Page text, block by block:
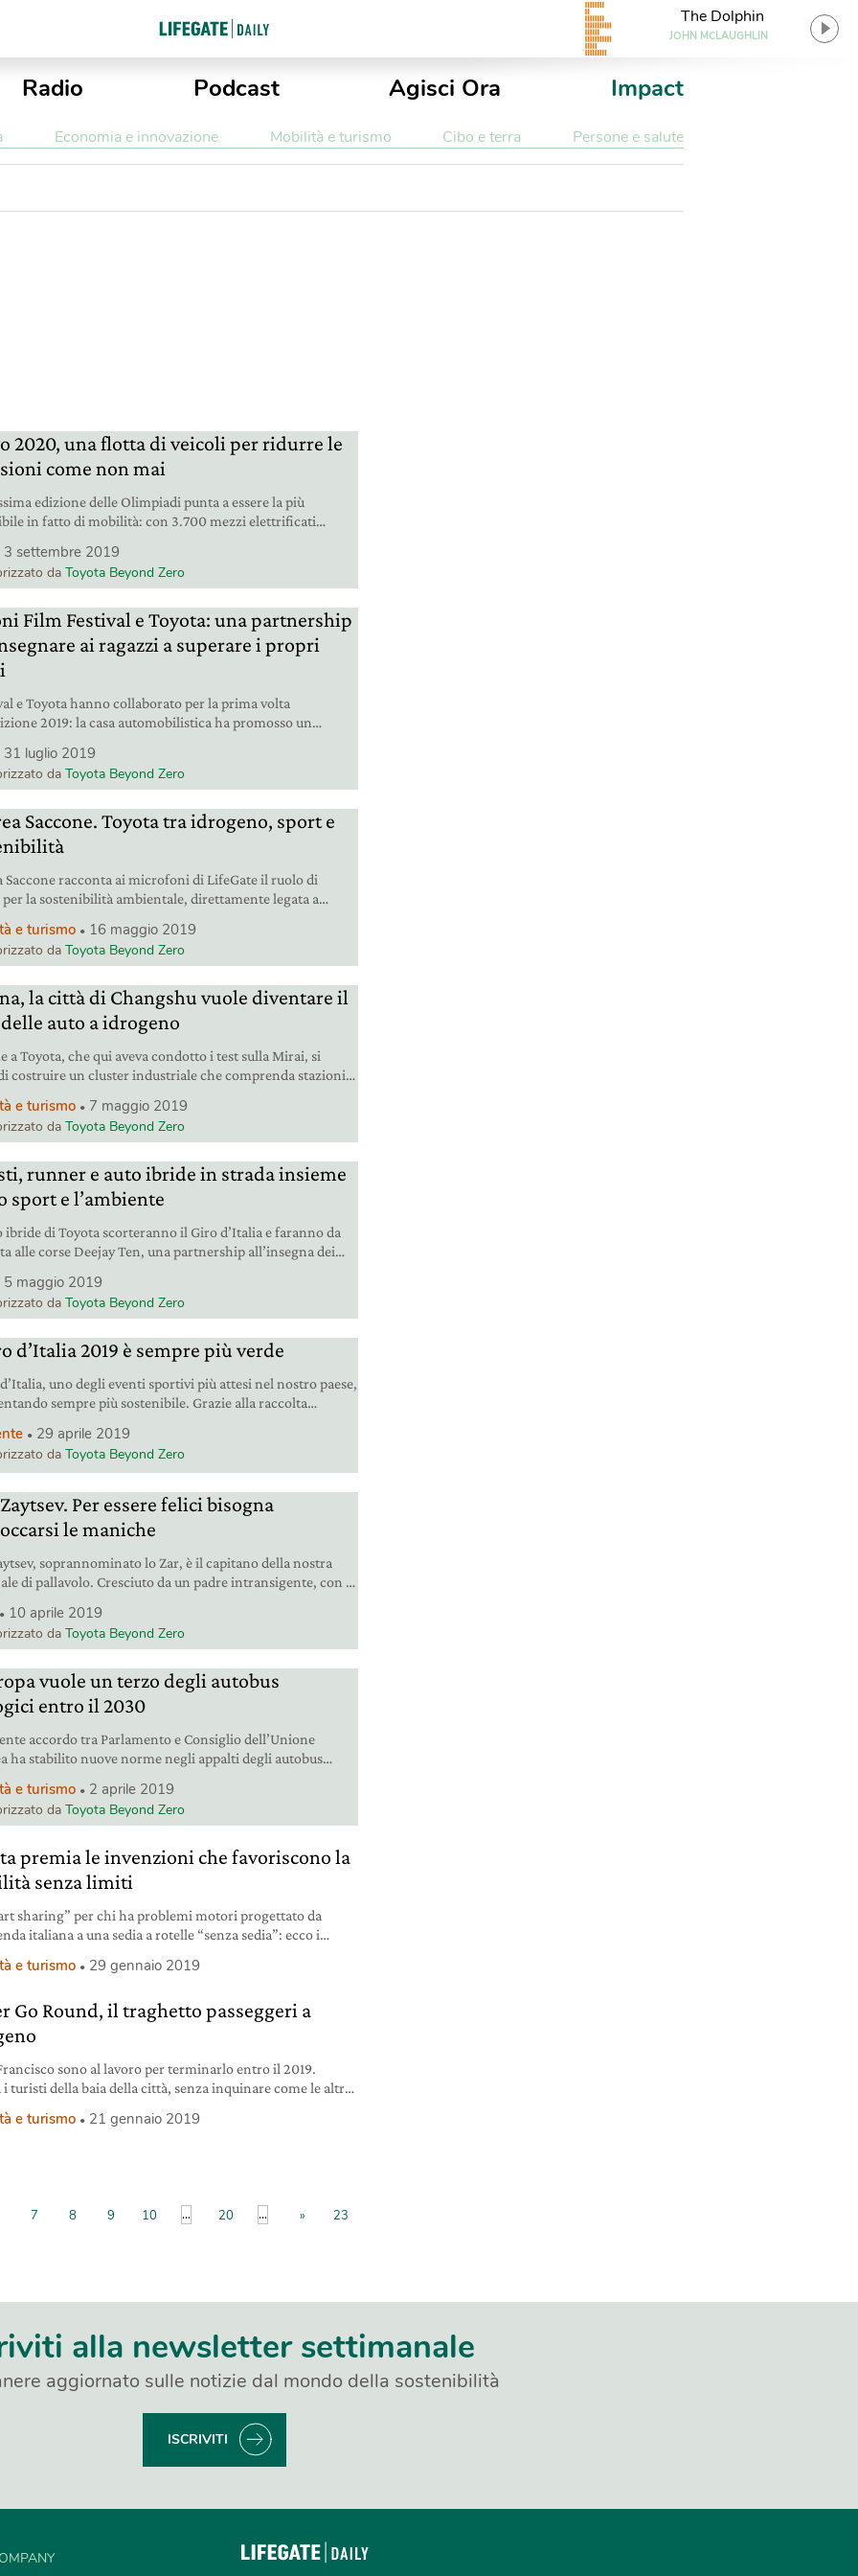
The Dolphin
JOHN MCLAUGHLIN
Radio Podcast Agisci Ora Impact
Economia e innovazione Mobilità e turismo Cibo e terra Persone e salute
2020, una flotta di veicoli per ridurre le
come non mai
edizione delle Olimpiadi punta a essere la più
in fatto di mobilità: con 3.700 mezzi elettrificati
sulla città di Tokyo.
3 settembre 2019
daToyota Beyond Zero
Film Festival e Toyota: una partnership
ai ragazzi a superare i propri
e Toyota hanno collaborato per la prima volta
2019: la casa automobilistica ha promosso un
sostenibile senza confini e il valore di una società
31 luglio 2019
daToyota Beyond Zero
Saccone. Toyota tra idrogeno, sport e
Saccone racconta ai microfoni di LifeGate il ruolo di
per la sostenibilità ambientale, direttamente legata a
e turismo 16 maggio 2019
daToyota Beyond Zero
la città di Changshu vuole diventare il
auto a idrogeno
a Toyota, che qui aveva condotto i test sulla Mirai, si
costruire un cluster industriale che comprenda stazioni
ricercatori da tutto il mondo.
e turismo 7 maggio 2019
daToyota Beyond Zero
runner e auto ibride in strada insieme
sport e l’ambiente
ibride di Toyota scorteranno il Giro d’Italia e faranno da
alle corse Deejay Ten, una partnership all’insegna dei
5 maggio 2019
daToyota Beyond Zero
d’Italia 2019 è sempre più verde
uno degli eventi sportivi più attesi nel nostro paese,
sempre più sostenibile. Grazie alla raccolta
due anni fornirà le vetture ufficiali della Corsa rosa.
ibride.
29 aprile 2019
daToyota Beyond Zero
Per essere felici bisogna
le maniche
soprannominato lo Zar, è il capitano della nostra
di pallavolo. Cresciuto da un padre intransigente, con i
“nulla è impossibile: basta un pizzico di coraggio”.
10 aprile 2019
daToyota Beyond Zero
vuole un terzo degli autobus
entro il 2030
accordo tra Parlamento e Consiglio dell’Unione
ha stabilito nuove norme negli appalti degli autobus
totale.
e turismo 2 aprile 2019
daToyota Beyond Zero
premia le invenzioni che favoriscono la
senza limiti
sharing” per chi ha problemi motori progettato da
italiana a una sedia a rotelle “senza sedia”: ecco i
automobilistica giapponese.
e turismo 29 gennaio 2019
Go Round, il traghetto passeggeri a
sono al lavoro per terminarlo entro il 2019.
i turisti della baia della città, senza inquinare come le altre
e turismo 21 gennaio 2019
7 8 9 10 ... 20 ... » 23
alla newsletter settimanale
aggiornato sulle notizie dal mondo della sostenibilità
ISCRIVITI